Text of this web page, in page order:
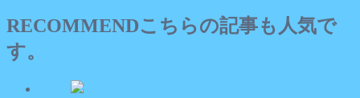
RECOMMENDこちらの記事も人気で
す。